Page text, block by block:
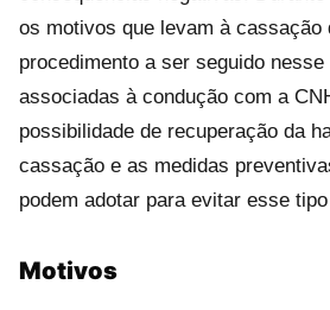
os motivos que levam à cassação
procedimento a ser seguido
associadas à condução com a
possibilidade de recuperação da
cassação e as medidas
podem adotar para evitar esse
Motivos